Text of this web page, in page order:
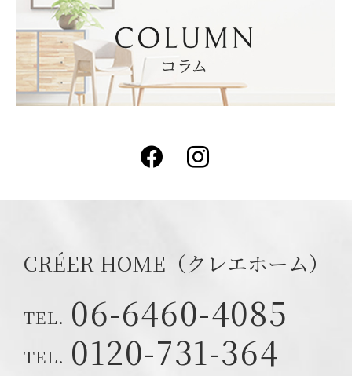
Facebook
CRÉER HOME（クレエホーム）
06-6460-4085
0120-731-364